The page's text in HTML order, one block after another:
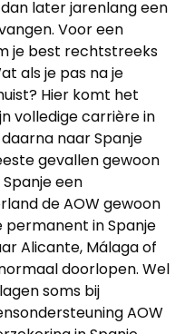
later jarenlang een
Voor een
je best rechtstreeks
als je pas na je
Hier komt het
volledige carrière in
naar Spanje
gevallen gewoon
een
de AOW gewoon
permanent in Spanje
Alicante, Málaga of
doorlopen. Wel
soms bij
AOW